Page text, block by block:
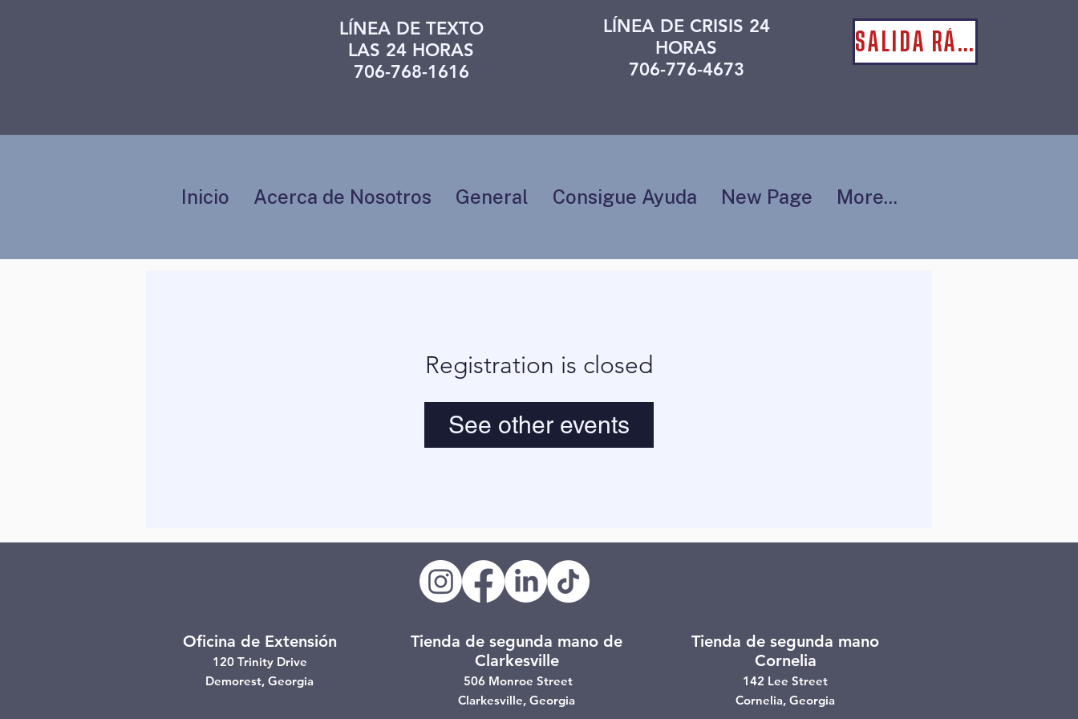
LÍNEA DE TEXTO
LAS 24 HORAS
706-768-1616
LÍNEA DE CRISIS 24
HORAS
706-776-4673
Inicio Acerca de Nosotros General Consigue Ayuda New Page More...
Registration is closed
See other events
Oficina de Extensión
120 Trinity Drive
Demorest, Georgia
Tienda de segunda mano de
Clarkesville
506 Monroe Street
Clarkesville, Georgia
Tienda de segunda mano
Cornelia
142 Lee Street
Cornelia, Georgia